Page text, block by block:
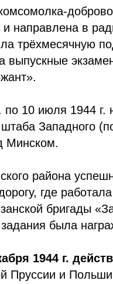
направлена в
трёхмесячную
выпускные
по 10 июля 1944
Западного
Минском.
района
где
бригады
была
1944 г.
Пруссии и